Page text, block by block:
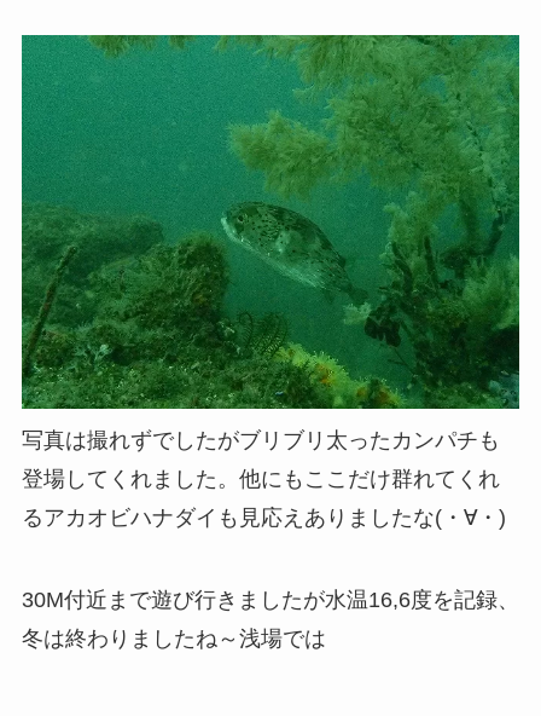
写真は撮れずでしたがブリブリ太ったカンパチも
登場してくれました。他にもここだけ群れてくれ
るアカオビハナダイも見応えありましたな(・∀・)
30M付近まで遊び行きましたが水温16,6度を記録、
冬は終わりましたね～浅場では